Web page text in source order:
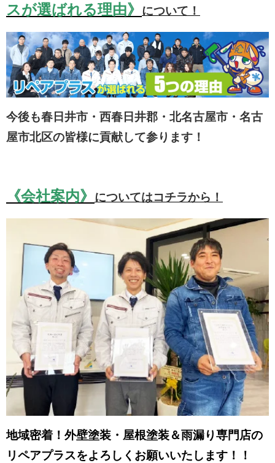
スが選ばれる理由》
について！
今後も春日井市・西春日井郡・北名古屋市・名古
屋市北区の皆様に貢献して参ります！
《会社案内》 についてはコチラから！
地域密着！外壁塗装・屋根塗装＆雨漏り専門店の
リペアプラスをよろしくお願いいたします！！